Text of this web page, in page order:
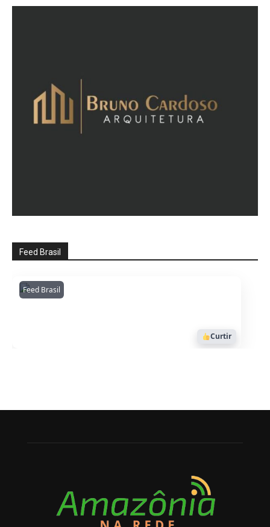
Feed Brasil
Feed BrasilAmazonianarede
1053
Curtir